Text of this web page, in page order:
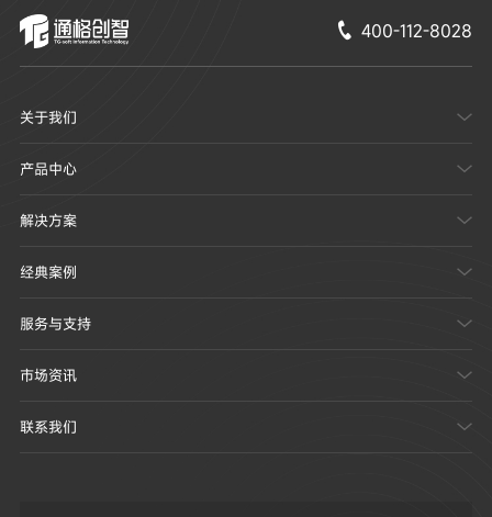
 400-112-8028
关于我们 
产品中心 
解决方案 
经典案例 
服务与支持 
市场资讯 
联系我们 